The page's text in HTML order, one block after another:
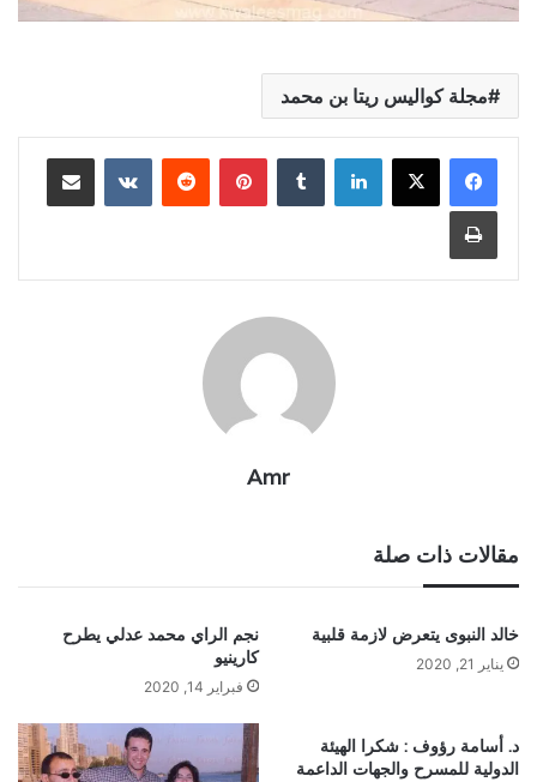
مجلة كواليس ريتا بن محمد
لينكدإن بينتيريست مشاركة عبر البريد
طباعة
Amr
مقالات ذات صلة
خالد النبوى يتعرض لازمة قلبية
يناير 21, 2020
نجم الراي محمد عدلي يطرح
كارينيو
فبراير 14, 2020
د. أسامة رؤوف : شكرا الهيئة
الدولية للمسرح والجهات الداعمة